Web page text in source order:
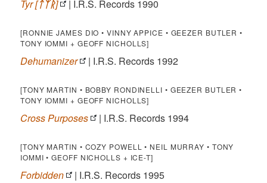
Tyr [ᛏᛉᚱ] | I.R.S. Records 1990
[RONNIE JAMES DIO • VINNY APPICE • GEEZER BUTLER •
TONY IOMMI + GEOFF NICHOLLS]
Dehumanizer | I.R.S. Records 1992
[TONY MARTIN • BOBBY RONDINELLI • GEEZER BUTLER •
TONY IOMMI + GEOFF NICHOLLS]
Cross Purposes | I.R.S. Records 1994
[TONY MARTIN • COZY POWELL • NEIL MURRAY • TONY
IOMMI • GEOFF NICHOLLS + ICE-T]
Forbidden | I.R.S. Records 1995